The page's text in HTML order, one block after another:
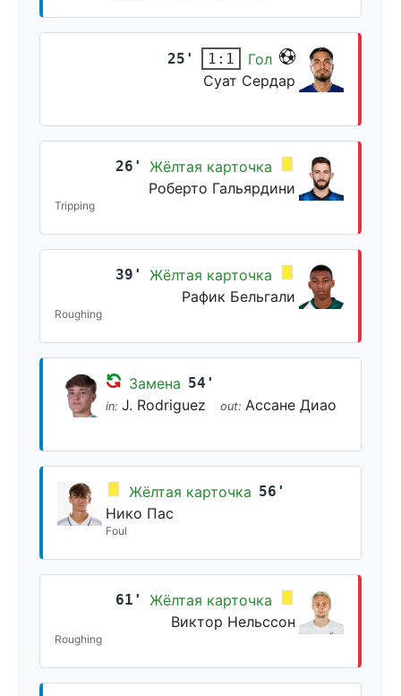
25' 1:1
Гол
Суат Сердар
26'
Жёлтая карточка
Роберто Гальярдини
Tripping
39'
Жёлтая карточка
Рафик Бельгали
Roughing
Замена 54'
in: J. Rodriguez out: Ассане Диао
Жёлтая карточка 56'
Нико Пас
Foul
61'
Жёлтая карточка
Виктор Нельссон
Roughing